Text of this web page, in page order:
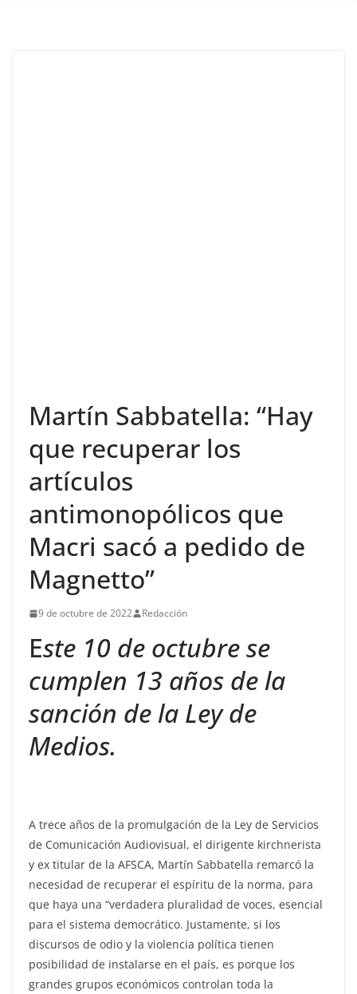
Martín Sabbatella: “Hay
que recuperar los
artículos
antimonopólicos que
Macri sacó a pedido de
Magnetto”
9 de octubre de 2022 Redacción
Este 10 de octubre se
cumplen 13 años de la
sanción de la Ley de
Medios.
A trece años de la promulgación de la Ley de Servicios
de Comunicación Audiovisual, el dirigente kirchnerista
y ex titular de la AFSCA, Martín Sabbatella remarcó la
necesidad de recuperar el espíritu de la norma, para
que haya una “verdadera pluralidad de voces, esencial
para el sistema democrático. Justamente, si los
discursos de odio y la violencia política tienen
posibilidad de instalarse en el país, es porque los
grandes grupos económicos controlan toda la